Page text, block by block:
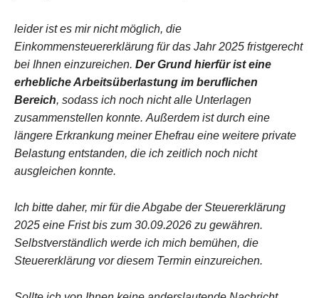
leider ist es mir nicht möglich, die
Einkommensteuererklärung für das Jahr 2025 fristgerecht
bei Ihnen einzureichen. Der Grund hierfür ist eine
erhebliche Arbeitsüberlastung im beruflichen
Bereich, sodass ich noch nicht alle Unterlagen
zusammenstellen konnte. Außerdem ist durch eine
längere Erkrankung meiner Ehefrau eine weitere private
Belastung entstanden, die ich zeitlich noch nicht
ausgleichen konnte.
Ich bitte daher, mir für die Abgabe der Steuererklärung
2025 eine Frist bis zum 30.09.2026 zu gewähren.
Selbstverständlich werde ich mich bemühen, die
Steuererklärung vor diesem Termin einzureichen.